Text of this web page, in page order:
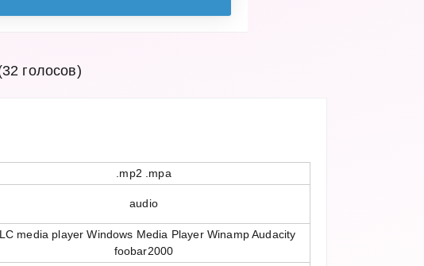
голосов)
.mp2 .mpa
audio
media player Windows Media Player Winamp Audacity
foobar2000